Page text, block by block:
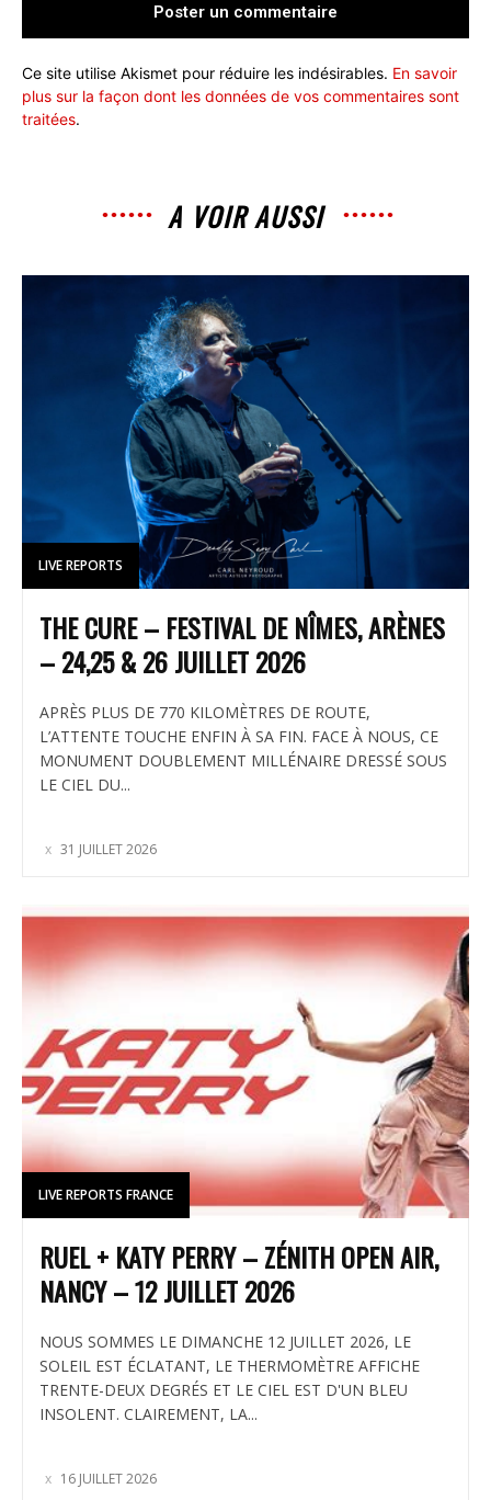
Ce site utilise Akismet pour réduire les indésirables. En savoir
plus sur la façon dont les données de vos commentaires sont
traitées.
A VOIR AUSSI
LIVE REPORTS
THE CURE – FESTIVAL DE NÎMES, ARÈNES
– 24,25 & 26 JUILLET 2026
APRÈS PLUS DE 770 KILOMÈTRES DE ROUTE,
L’ATTENTE TOUCHE ENFIN À SA FIN. FACE À NOUS, CE
MONUMENT DOUBLEMENT MILLÉNAIRE DRESSÉ SOUS
LE CIEL DU...
31 JUILLET 2026
LIVE REPORTS FRANCE
RUEL + KATY PERRY – ZÉNITH OPEN AIR,
NANCY – 12 JUILLET 2026
NOUS SOMMES LE DIMANCHE 12 JUILLET 2026, LE
SOLEIL EST ÉCLATANT, LE THERMOMÈTRE AFFICHE
TRENTE-DEUX DEGRÉS ET LE CIEL EST D'UN BLEU
INSOLENT. CLAIREMENT, LA...
16 JUILLET 2026